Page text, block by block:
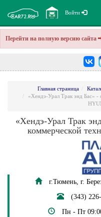
Перейти на полную версию сайта
Войти
Главная страница
«Хендэ-Урал Трак энд Бас» -
«Хендэ-Урал Трак
коммерческой
г.Тюмень, г.
(343)
Пн - Пт